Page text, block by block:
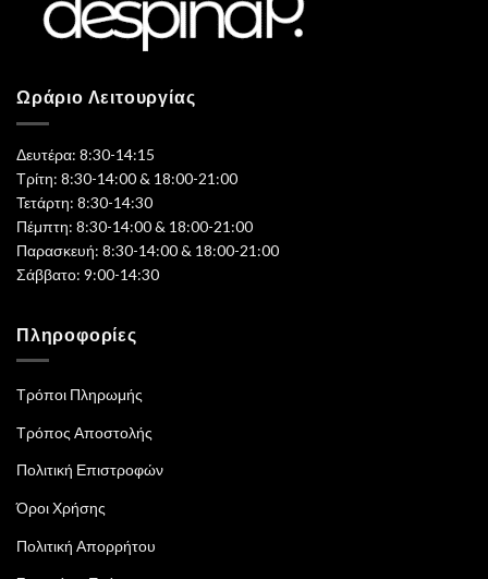
Ωράριο Λειτουργίας
Δευτέρα: 8:30-14:15
Τρίτη: 8:30-14:00 & 18:00-21:00
Τετάρτη: 8:30-14:30
Πέμπτη: 8:30-14:00 & 18:00-21:00
Παρασκευή: 8:30-14:00 & 18:00-21:00
Σάββατο: 9:00-14:30
Πληροφορίες
Τρόποι Πληρωμής
Τρόπος Αποστολής
Πολιτική Επιστροφών
Όροι Χρήσης
Πολιτική Απορρήτου